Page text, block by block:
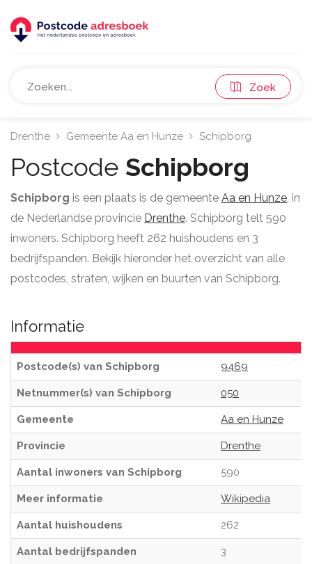
Zoek
Drenthe Gemeente Aa en Hunze Schipborg
Postcode Schipborg
Schipborg is een plaats is de gemeente Aa en Hunze, in
de Nederlandse provincie Drenthe. Schipborg telt 590
inwoners. Schipborg heeft 262 huishoudens en 3
bedrijfspanden. Bekijk hieronder het overzicht van alle
postcodes, straten, wijken en buurten van Schipborg.
Informatie
Postcode(s) van Schipborg 9469
Netnummer(s) van Schipborg 050
Gemeente Aa en Hunze
Provincie Drenthe
Aantal inwoners van Schipborg 590
Meer informatie Wikipedia
Aantal huishoudens 262
Aantal bedrijfspanden 3